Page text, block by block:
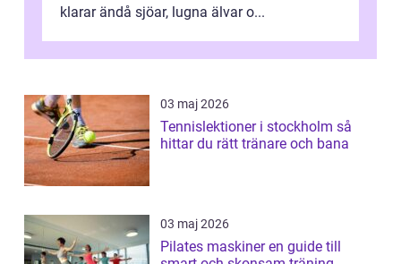
klarar ändå sjöar, lugna älvar o...
03 maj 2026
Tennislektioner i stockholm så
hittar du rätt tränare och bana
03 maj 2026
Pilates maskiner en guide till